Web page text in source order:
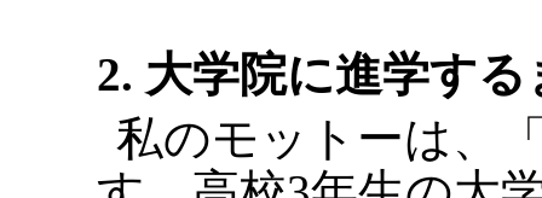
2. 大学院に進学する
私のモットーは、